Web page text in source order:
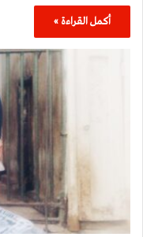
أكمل القراءة »